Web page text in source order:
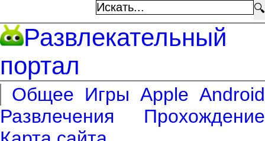
🔍
Развлекательный
портал
Общее Игры Apple Android
Развлечения
Прохождение